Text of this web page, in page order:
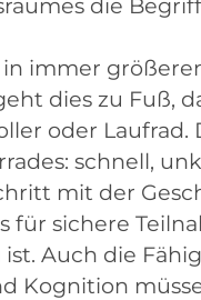
immer
dies zu Fuß,
oder
schnell,
mit der
für sichere
Auch die
Kognition